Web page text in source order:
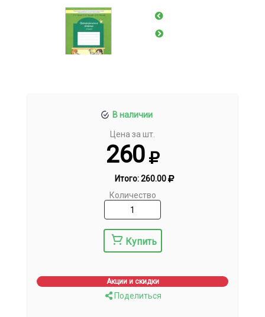
В наличии
Цена за шт.
260
Итого:260.00
Количество
Купить
Акции и скидки
Поделиться